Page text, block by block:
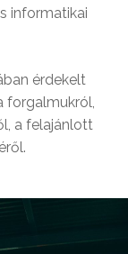
informatikai
érdekelt
forgalmukról,
a felajánlott